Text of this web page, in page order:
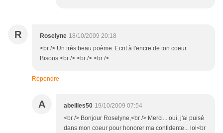
R Roselyne 18/10/2009 20:18
<br /> Un très beau poème. Ecrit à l'encre de ton coeur.
Bisous.<br /> <br /> <br />
Répondre
A abeilles50 19/10/2009 07:54
<br /> Bonjour Roselyne,<br /> Merci... oui, j'ai puisé
dans mon coeur pour honorer ma confidente... lol<br